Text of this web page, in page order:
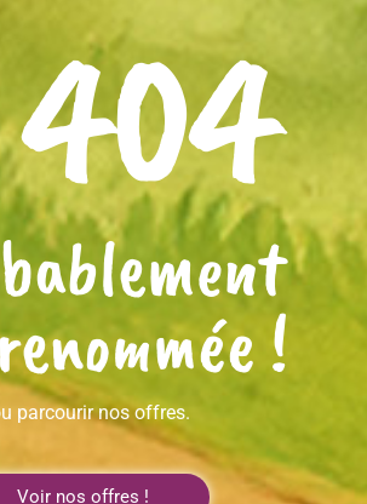
!
parcourir nos offres.
Voir nos offres !